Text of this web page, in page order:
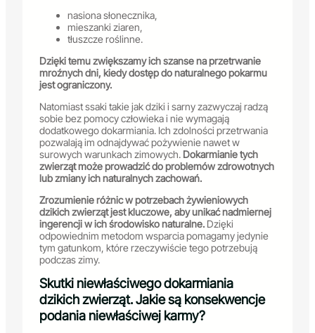
nasiona słonecznika,
mieszanki ziaren,
tłuszcze roślinne.
Dzięki temu zwiększamy ich szanse na przetrwanie
mroźnych dni, kiedy dostęp do naturalnego pokarmu
jest ograniczony.
Natomiast ssaki takie jak dziki i sarny zazwyczaj radzą
sobie bez pomocy człowieka i nie wymagają
dodatkowego dokarmiania. Ich zdolności przetrwania
pozwalają im odnajdywać pożywienie nawet w
surowych warunkach zimowych. Dokarmianie tych
zwierząt może prowadzić do problemów zdrowotnych
lub zmiany ich naturalnych zachowań.
Zrozumienie różnic w potrzebach żywieniowych
dzikich zwierząt jest kluczowe, aby unikać nadmiernej
ingerencji w ich środowisko naturalne. Dzięki
odpowiednim metodom wsparcia pomagamy jedynie
tym gatunkom, które rzeczywiście tego potrzebują
podczas zimy.
Skutki niewłaściwego dokarmiania
dzikich zwierząt. Jakie są konsekwencje
podania niewłaściwej karmy?